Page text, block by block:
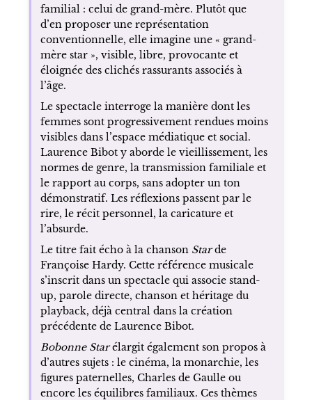
familial : celui de grand-mère. Plutôt que
d’en proposer une représentation
conventionnelle, elle imagine une « grand-
mère star », visible, libre, provocante et
éloignée des clichés rassurants associés à
l’âge.
Le spectacle interroge la manière dont les
femmes sont progressivement rendues moins
visibles dans l’espace médiatique et social.
Laurence Bibot y aborde le vieillissement, les
normes de genre, la transmission familiale et
le rapport au corps, sans adopter un ton
démonstratif. Les réflexions passent par le
rire, le récit personnel, la caricature et
l’absurde.
Le titre fait écho à la chanson Starde
Françoise Hardy. Cette référence musicale
s’inscrit dans un spectacle qui associe stand-
up, parole directe, chanson et héritage du
playback, déjà central dans la création
précédente de Laurence Bibot.
Bobonne Starélargit également son propos à
d’autres sujets : le cinéma, la monarchie, les
figures paternelles, Charles de Gaulle ou
encore les équilibres familiaux. Ces thèmes